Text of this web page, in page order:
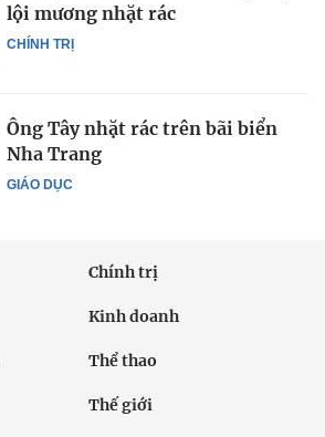
CHÍNH TRỊ
lội mương nhặt rác
GIÁO DỤC
Ông Tây nhặt rác trên bãi biển
Nha Trang
Chính trị
Kinh doanh
Thể thao
Thế giới